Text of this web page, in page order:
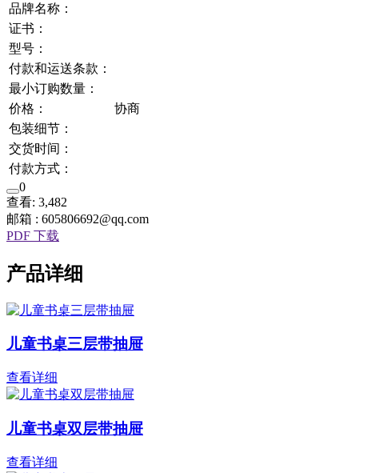
品牌名称：
证书：
型号：
付款和运送条款：
最小订购数量：
价格：
协商
包装细节：
交货时间：
付款方式：
0
查看: 3,482
邮箱 : 605806692@qq.com
PDF 下载
产品详细
儿童书桌三层带抽屉
查看详细
儿童书桌双层带抽屉
查看详细